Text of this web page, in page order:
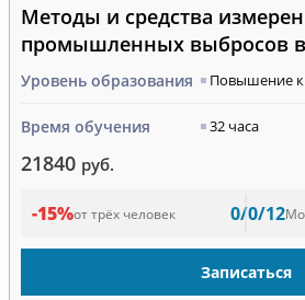
Методы и средства
промышленных выбросов
Уровень образования Повышение
Время обучения 32 часа
21840 руб.
-15%от трёх человек 0/0/12
Записаться